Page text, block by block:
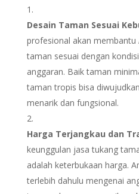
Desain Taman Sesuai
profesional akan membantu
taman sesuai dengan
anggaran. Baik taman
taman tropis bisa
menarik dan fungsional.
Harga Terjangkau dan
keunggulan jasa tukang
adalah keterbukaan harga.
terlebih dahulu mengenai